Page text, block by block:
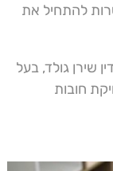
להתחיל את
שירן גולד, בעל
חובות